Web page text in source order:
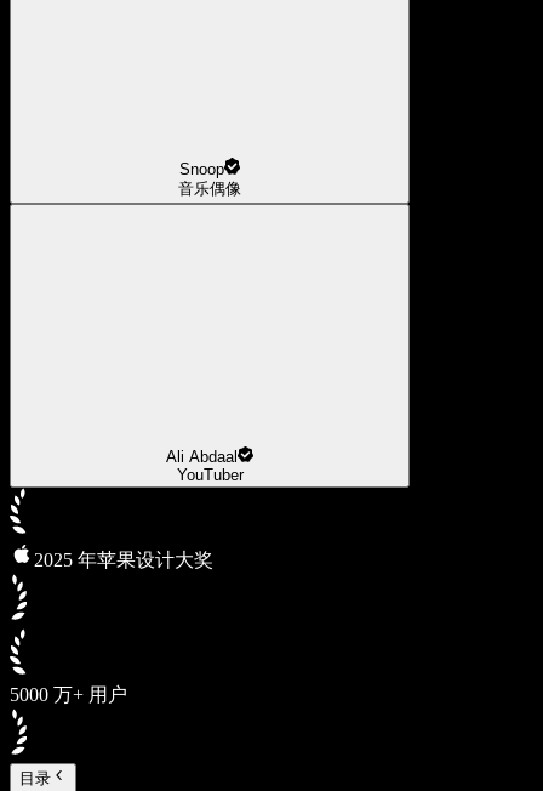
Snoop
音乐偶像
Ali Abdaal
YouTuber
2025 年苹果设计大奖
5000 万+ 用户
目录